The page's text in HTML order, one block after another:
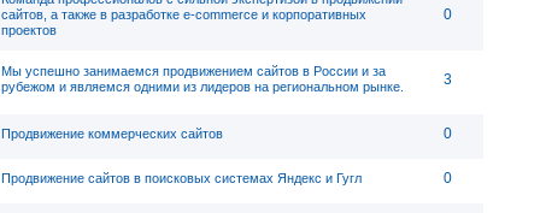
сайтов, а также в разработке e-commerce и корпоративных
проектов
0
Мы успешно занимаемся продвижением сайтов в России и за
рубежом и являемся одними из лидеров на региональном рынке.
3
Продвижение коммерческих сайтов 0
Продвижение сайтов в поисковых системах Яндекс и Гугл 0